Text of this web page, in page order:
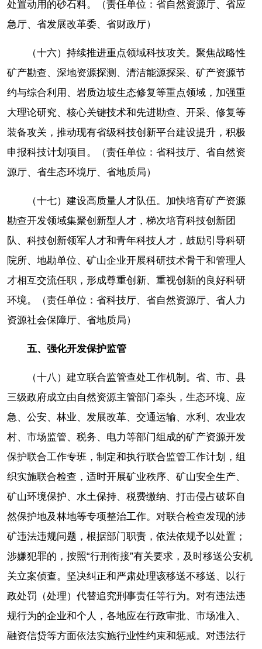
处置动用的砂石料。（责任单位：省自然资源厅、省应
急厅、省发展改革委、省财政厅）
（十六）持续推进重点领域科技攻关。聚焦战略性
矿产勘查、深地资源探测、清洁能源探采、矿产资源节
约与综合利用、岩质边坡生态修复等重点领域，加强重
大理论研究、核心关键技术和先进勘查、开采、修复等
装备攻关，推动现有省级科技创新平台建设提升，积极
申报科技计划项目。（责任单位：省科技厅、省自然资
源厅、省生态环境厅、省地质局）
（十七）建设高质量人才队伍。加快培育矿产资源
勘查开发领域集聚创新型人才，梯次培育科技创新团
队、科技创新领军人才和青年科技人才，鼓励引导科研
院所、地勘单位、矿山企业开展科研技术骨干和管理人
才相互交流任职，形成尊重创新、重视创新的良好科研
环境。（责任单位：省科技厅、省自然资源厅、省人力
资源社会保障厅、省地质局）
五、强化开发保护监管
（十八）建立联合监管查处工作机制。省、市、县
三级政府成立由自然资源主管部门牵头，生态环境、应
急、公安、林业、发展改革、交通运输、水利、农业农
村、市场监管、税务、电力等部门组成的矿产资源开发
保护联合工作专班，制定和执行联合监管工作计划，组
织实施联合检查，适时开展矿业秩序、矿山安全生产、
矿山环境保护、水土保持、税费缴纳、打击侵占破坏自
然保护地及林地等专项整治工作。对联合检查发现的涉
矿违法违规问题，根据部门职责，依法依规予以处置；
涉嫌犯罪的，按照“行刑衔接”有关要求，及时移送公安机
关立案侦查。坚决纠正和严肃处理该移送不移送、以行
政处罚（处理）代替追究刑事责任等行为。对有违法违
规行为的企业和个人，各地应在行政审批、市场准入、
融资信贷等方面依法实施行业性约束和惩戒。对违法行